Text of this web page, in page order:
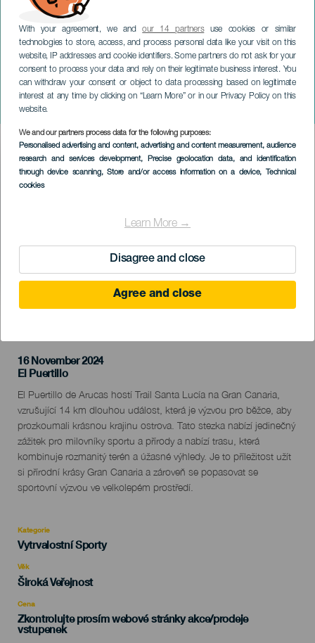
With your agreement, we andour 14 partnersuse cookies or similar
technologies to store, access, and process personal data like your visit on this
website, IP addresses and cookie identifiers. Some partners do not ask for your
consent to process your data and rely on their legitimate business interest. You
can withdraw your consent or object to data processing based on legitimate
interest at any time by clicking on “Learn More” or in our Privacy Policy on this
website.
We and our partners process data for the following purposes:
Personalised advertising and content, advertising and content measurement, audience
research and services development, Precise geolocation data, and identification
through device scanning, Store and/or access information on a device, Technical
cookies
Learn More →
Disagree and close
Agree and close
Trail Santa Lucía
GRAN CANARIA
Imagen
Listado
16 November 2024
Localidad
El Puertillo
Descripción
del
evento
El Puertillo de Arucas hostí Trail Santa Lucía na Gran Canaria,
vzrušující 14 km dlouhou událost, která je výzvou pro běžce, aby
prozkoumali krásnou krajinu ostrova. Tato stezka nabízí jedinečný
zážitek pro milovníky sportu a přírody a nabízí trasu, která
kombinuje rozmanitý terén a úžasné výhledy. Je to příležitost užít
si přírodní krásy Gran Canaria a zároveň se popasovat se
sportovní výzvou ve velkolepém prostředí.
Kategorie
Categoría
del
evento
Vytrvalostní Sporty
Věk
Edad
Recomendada
Široká Veřejnost
Cena
Zkontrolujte prosím webové stránky akce/prodeje
vstupenek